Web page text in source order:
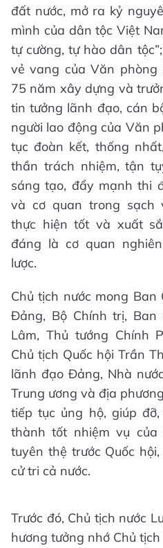
đất nước, mở ra kỷ
mình của dân tộc Việt
tự cường, tự hào dân
vẻ vang của Văn phòng
75 năm xây dựng và
tin tưởng lãnh đạo, cán
người lao động của Văn
tục đoàn kết, thống
thần trách nhiệm, tận
sáng tạo, đẩy mạnh thi
và cơ quan trong sạch
thực hiện tốt và xuất
đáng là cơ quan
lược.
Chủ tịch nước mong
Đảng, Bộ Chính trị,
Lâm, Thủ tướng Chính
Chủ tịch Quốc hội Trần
lãnh đạo Đảng, Nhà
Trung ương và địa
tiếp tục ủng hộ, giúp
thành tốt nhiệm vụ
tuyên thệ trước Quốc
cử tri cả nước.
Trước đó, Chủ tịch nước
hương tưởng nhớ Chủ